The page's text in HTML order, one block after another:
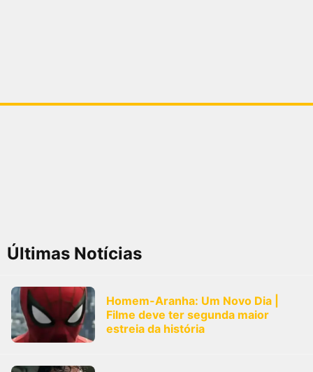
Últimas Notícias
Homem-Aranha: Um Novo Dia |
Filme deve ter segunda maior
estreia da história